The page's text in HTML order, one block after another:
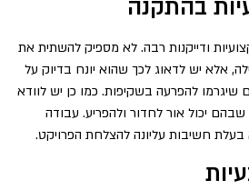
בהתקנה
ודייקנות רבה. לא מספיק להשתית את
אלא יש לדאוג לכך שהוא יונח בדיוק על
שיגרמו להפרעה בשקיפות. כמו כן יש לוודא
שבהם יכול אור לחדור ולהפריע. עבודה
חשיבות עליונה להצלחת הפרויקט.